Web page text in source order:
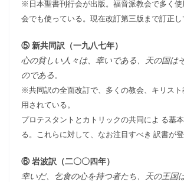
※日本聖書刊行会が出版。福音派教会で多く
会でも使っている。現在改訂第三版まで訂正し
⑤ 新共同訳（一九八七年）
心の貧しい人々は、幸いである、天の国は
のである。
※共同訳の全面改訂で、多くの教会、キリスト
用されている。
プロテスタントとカトリックの共同によ る基
る。これらに対して、なお注目すべき 訳書が登
⑥ 岩波訳（二〇〇四年）
幸いだ、乞食の心を持つ者たち、天の王国